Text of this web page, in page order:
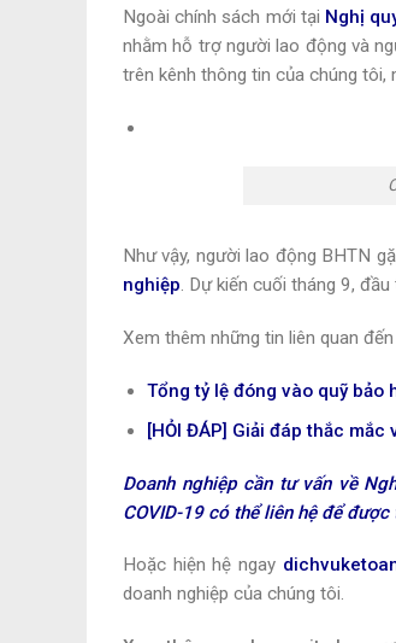
Ngoài chính sách mới tại Nghị
nhằm hỗ trợ người lao động và
trên kênh thông tin của chúng tôi,
Như vậy, người lao động BHTN
nghiệp. Dự kiến cuối tháng 9,
Xem thêm những tin liên quan đến
Tổng tỷ lệ đóng vào quỹ
[HỎI ĐÁP] Giải đáp thắc mắc
Doanh nghiệp cần tư vấn về
COVID-19 có thể liên hệ để
Hoặc hiện hệ ngay
doanh nghiệp của chúng tôi.